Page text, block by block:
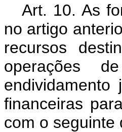
Art. 10. As
no artigo
recursos
operações
endividamento
financeiras
com o seguinte